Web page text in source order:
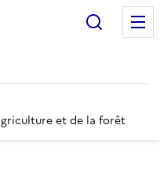
et de la forêt